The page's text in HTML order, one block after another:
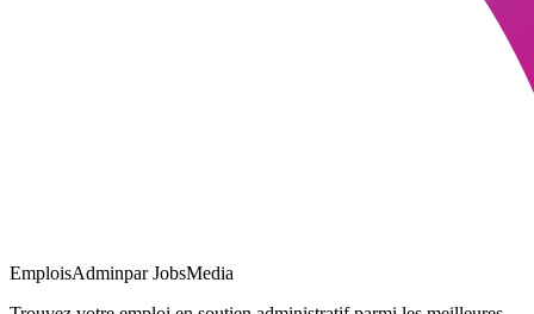
EmploisAdminpar JobsMedia